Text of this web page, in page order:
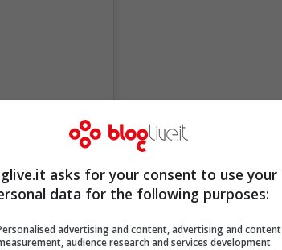
asks for your consent to use your
data for the following purposes:
advertising and content, advertising and content
audience research and services development